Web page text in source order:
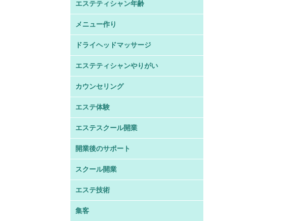
エステティシャン年齢
メニュー作り
ドライヘッドマッサージ
エステティシャンやりがい
カウンセリング
エステ体験
エステスクール開業
開業後のサポート
スクール開業
エステ技術
集客